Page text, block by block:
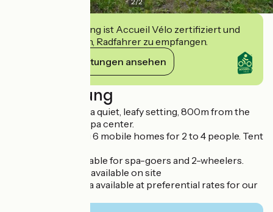
Diese Einrichtung ist Accueil Vélo zertifiziert und
verpflichtet sich, Radfahrer zu empfangen.
Ihre Verpflichtungen ansehen
Beschreibung
1-star campsite in a quiet, leafy setting, 800m from the
Bains-Les-Bains spa center.
Campsite offering 6 mobile homes for 2 to 4 people. Tent
Special rates available for spa-goers and 2-wheelers.
Snacks and bread available on site
New: wellness area available at preferential rates for our